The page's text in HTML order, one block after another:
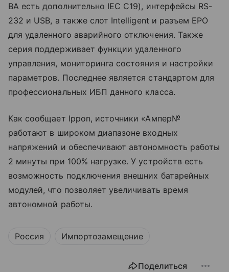
ВА есть дополнительно IEC C19), интерфейсы RS-
232 и USB, а также слот Intelligent и разъем EPO
для удаленного аварийного отключения. Также
серия поддерживает функции удаленного
управления, мониторинга состояния и настройки
параметров. Последнее является стандартом для
профессиональных ИБП данного класса.
Как сообщает Ippon, источники «Ампер№
работают в широком диапазоне входных
напряжений и обеспечивают автономность работы
2 минуты при 100% нагрузке. У устройств есть
возможность подключения внешних батарейных
модулей, что позволяет увеличивать время
автономной работы.
Россия Импортозамещение
Поделиться